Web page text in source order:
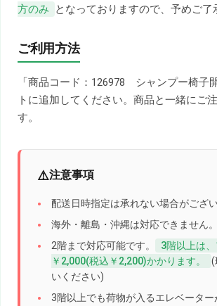
方のみ
となっておりますので、予めご了
ご利用方法
「商品コード：126978 シャンプー椅子
トに追加してください。商品と一緒にご
す。
注意事項
配送日時指定は承れない場合がござい
海外・離島・沖縄は対応できません。
2階まで対応可能です。
3階以上は
￥2,000(税込￥2,200)かかります。
(
いください)
3階以上でも荷物が入るエレベーター